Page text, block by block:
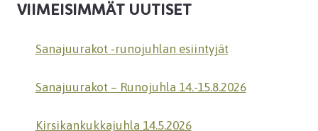
VIIMEISIMMÄT UUTISET
Sanajuurakot -runojuhlan esiintyjät
Sanajuurakot – Runojuhla 14.-15.8.2026
Kirsikankukkajuhla 14.5.2026